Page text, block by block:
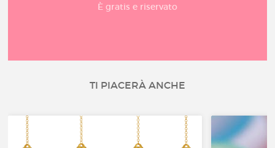
È gratis e riservato
TI PIACERÀ ANCHE